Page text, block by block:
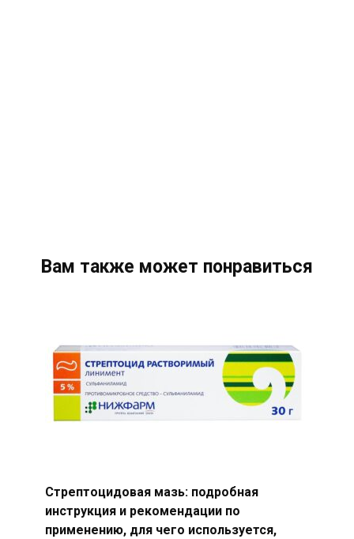
Вам также может понравиться
Стрептоцидовая мазь: подробная
инструкция и рекомендации по
применению, для чего используется,